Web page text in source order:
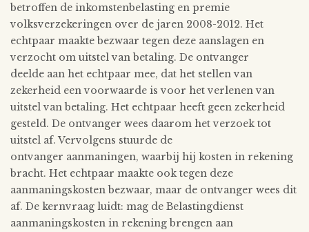
betroffen de inkomstenbelasting en premie
volksverzekeringen over de jaren 2008-2012. Het
echtpaar maakte bezwaar tegen deze aanslagen en
verzocht om uitstel van betaling. De ontvanger
deelde aan het echtpaar mee, dat het stellen van
zekerheid een voorwaarde is voor het verlenen van
uitstel van betaling. Het echtpaar heeft geen zekerheid
gesteld. De ontvanger wees daarom het verzoek tot
uitstel af. Vervolgens stuurde de
ontvanger aanmaningen, waarbij hij kosten in rekening
bracht. Het echtpaar maakte ook tegen deze
aanmaningskosten bezwaar, maar de ontvanger wees dit
af. De kernvraag luidt: mag de Belastingdienst
aanmaningskosten in rekening brengen aan